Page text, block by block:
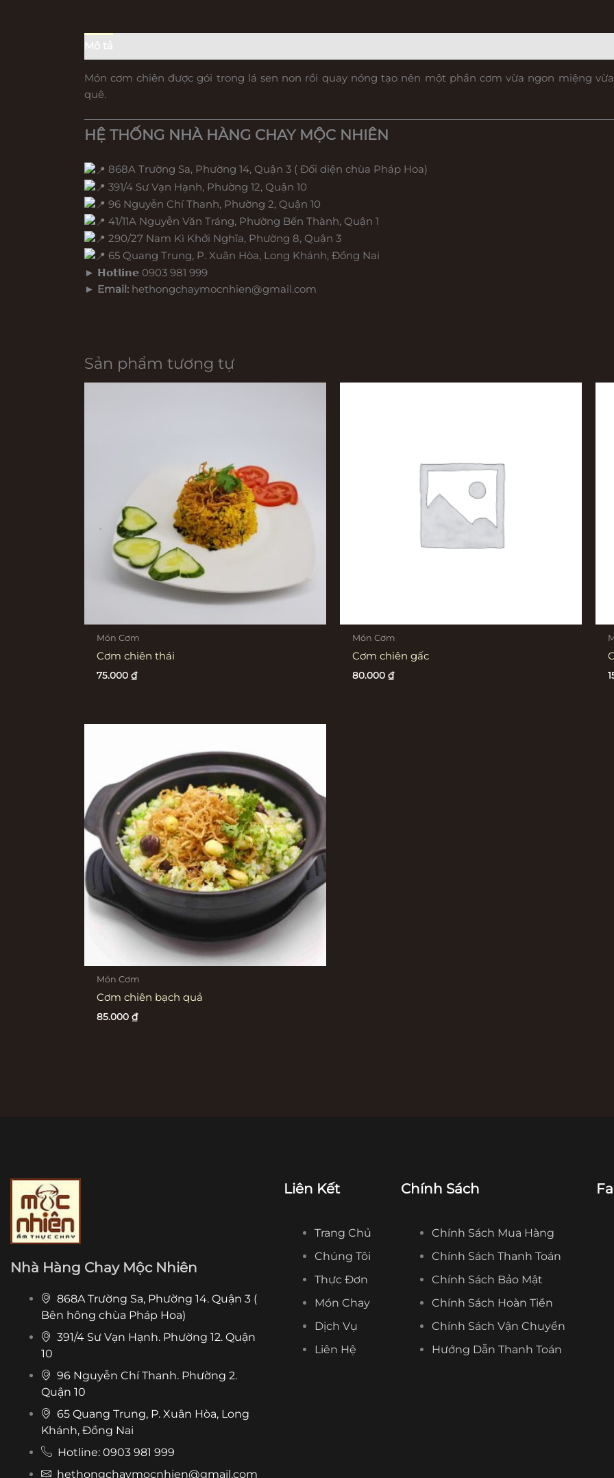
Mô tả
Món cơm chiên được gói trong lá sen non rồi quay nóng tạo nên một phần cơm vừa ngon miệng
quê.
HỆ THỐNG NHÀ HÀNG CHAY MỘC NHIÊN
868A Trường Sa, Phường 14, Quận 3 ( Đối diện chùa Pháp Hoa)
391/4 Sư Vạn Hạnh, Phường 12, Quận 10
96 Nguyễn Chí Thanh, Phường 2, Quận 10
41/11A Nguyễn Văn Tráng, Phường Bến Thành, Quận 1
290/27 Nam Kì Khởi Nghĩa, Phường 8, Quận 3
65 Quang Trung, P. Xuân Hòa, Long Khánh, Đồng Nai
► 𝗛𝗼𝘁𝗹𝗶𝗻𝗲 0903 981 999
► Email:hethongchaymocnhien@gmail.com
Sản phẩm tương tự
Món Cơm
Cơm chiên thái
75.000 ₫
Món Cơm
Cơm chiên gấc
80.000 ₫
Món Cơm
Cơm chiên bạch quả
85.000 ₫
Nhà Hàng Chay Mộc Nhiên
868A Trường Sa, Phường 14. Quận 3 (
Bên hông chùa Pháp Hoa)
391/4 Sư Vạn Hạnh. Phường 12. Quận
10
96 Nguyễn Chí Thanh. Phường 2.
Quận 10
65 Quang Trung, P. Xuân Hòa, Long
Khánh, Đồng Nai
Hotline: 0903 981 999
hethongchaymocnhien@gmail.com
Liên Kết
Trang Chủ
Chúng Tôi
Thực Đơn
Món Chay
Dịch Vụ
Liên Hệ
Chính Sách
Chính Sách Mua Hàng
Chính Sách Thanh Toán
Chính Sách Bảo Mật
Chính Sách Hoàn Tiền
Chính Sách Vận Chuyển
Hướng Dẫn Thanh Toán